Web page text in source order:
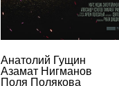
Анатолий Гущин
Азамат Нигманов
Поля Полякова